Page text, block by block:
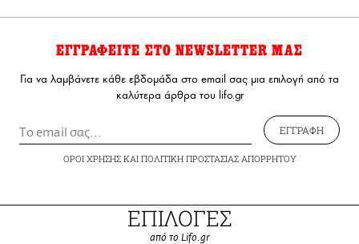
ΕΓΓΡΑΦΕΙΤΕ ΣΤΟ NEWSLETTER ΜΑΣ
Για να λαμβάνετε κάθε εβδομάδα στο email σας μια επιλογή από τα
καλύτερα άρθρα του lifo.gr
ΕΓΓΡΑΦΗ
ΟΡΟΙ ΧΡΗΣΗΣΚΑΙ ΠΟΛΙΤΙΚΗ ΠΡΟΣΤΑΣΙΑΣ ΑΠΟΡΡΗΤΟΥ
ΕΠΙΛΟΓΕΣ
από το Lifo.gr